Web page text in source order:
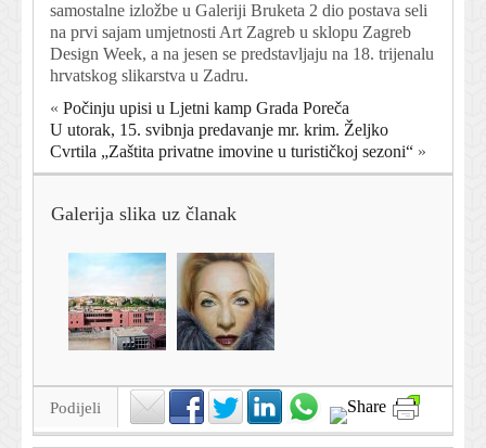
samostalne izložbe u Galeriji Bruketa 2 dio postava seli
na prvi sajam umjetnosti Art Zagreb u sklopu Zagreb
Design Week, a na jesen se predstavljaju na 18. trijenalu
hrvatskog slikarstva u Zadru.
« Počinju upisi u Ljetni kamp Grada Poreča
U utorak, 15. svibnja predavanje mr. krim. Željko
Cvrtila „Zaštita privatne imovine u turističkoj sezoni“ »
Galerija slika uz članak
Podijeli